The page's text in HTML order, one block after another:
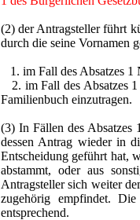
(2) der Antragsteller führt
durch die seine Vornamen
1. im Fall des Absatzes 1
2. im Fall des Absatzes
Familienbuch einzutragen.
(3) In Fällen des Absatzes
dessen Antrag wieder in
Entscheidung geführt hat,
abstammt, oder aus
Antragsteller sich weiter
zugehörig empfindet.
entsprechend.